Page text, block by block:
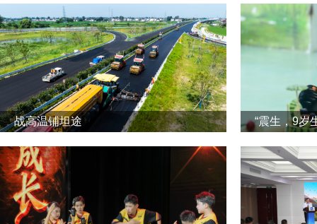
战高温铺坦途 “震生，9岁